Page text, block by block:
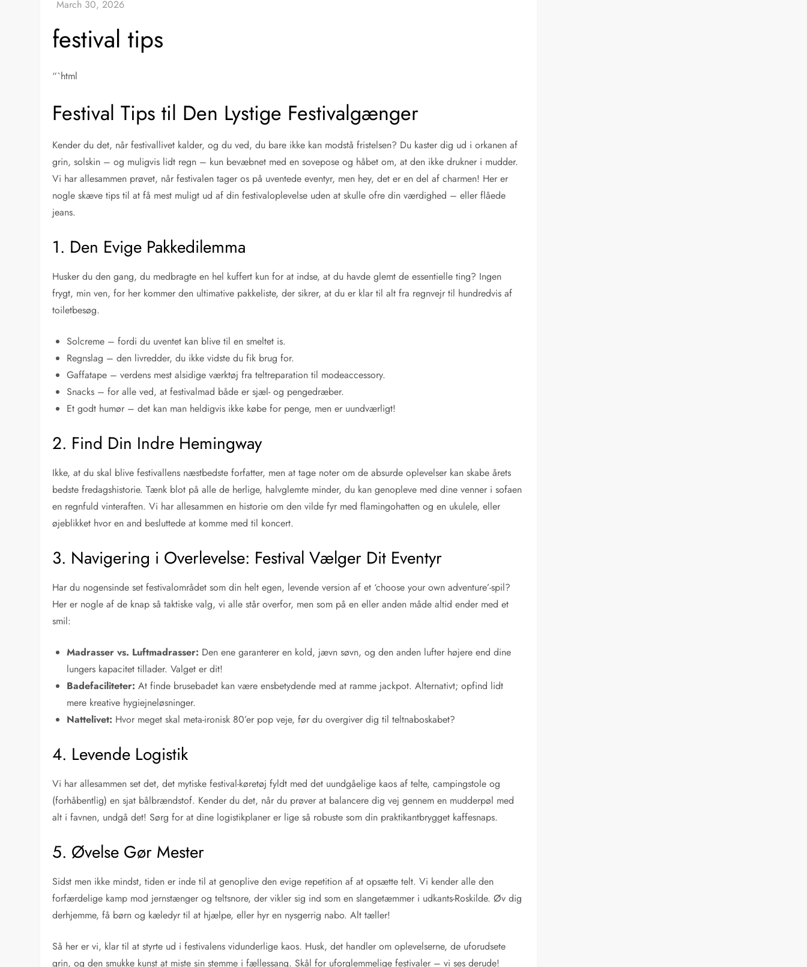
festival tips
“`html
Festival Tips til Den Lystige Festivalgænger
Kender du det, når festivallivet kalder, og du ved, du bare ikke kan modstå fristelsen? Du kaster dig ud i orkanen af
grin, solskin – og muligvis lidt regn – kun bevæbnet med en sovepose og håbet om, at den ikke drukner i mudder.
Vi har allesammen prøvet, når festivalen tager os på uventede eventyr, men hey, det er en del af charmen! Her er
nogle skæve tips til at få mest muligt ud af din festivaloplevelse uden at skulle ofre din værdighed – eller flåede
jeans.
1. Den Evige Pakkedilemma
Husker du den gang, du medbragte en hel kuffert kun for at indse, at du havde glemt de essentielle ting? Ingen
frygt, min ven, for her kommer den ultimative pakkeliste, der sikrer, at du er klar til alt fra regnvejr til hundredvis af
toiletbesøg.
Solcreme – fordi du uventet kan blive til en smeltet is.
Regnslag – den livredder, du ikke vidste du fik brug for.
Gaffatape – verdens mest alsidige værktøj fra teltreparation til modeaccessory.
Snacks – for alle ved, at festivalmad både er sjæl- og pengedræber.
Et godt humør – det kan man heldigvis ikke købe for penge, men er uundværligt!
2. Find Din Indre Hemingway
Ikke, at du skal blive festivallens næstbedste forfatter, men at tage noter om de absurde oplevelser kan skabe årets
bedste fredagshistorie. Tænk blot på alle de herlige, halvglemte minder, du kan genopleve med dine venner i sofaen
en regnfuld vinteraften. Vi har allesammen en historie om den vilde fyr med flamingohatten og en ukulele, eller
øjeblikket hvor en and besluttede at komme med til koncert.
3. Navigering i Overlevelse: Festival Vælger Dit Eventyr
Har du nogensinde set festivalområdet som din helt egen, levende version af et ‘choose your own adventure’-spil?
Her er nogle af de knap så taktiske valg, vi alle står overfor, men som på en eller anden måde altid ender med et
smil:
Madrasser vs. Luftmadrasser: Den ene garanterer en kold, jævn søvn, og den anden lufter højere end dine
lungers kapacitet tillader. Valget er dit!
Badefaciliteter: At finde brusebadet kan være ensbetydende med at ramme jackpot. Alternativt; opfind lidt
mere kreative hygiejneløsninger.
Nattelivet: Hvor meget skal meta-ironisk 80’er pop veje, før du overgiver dig til teltnaboskabet?
4. Levende Logistik
Vi har allesammen set det, det mytiske festival-køretøj fyldt med det uundgåelige kaos af telte, campingstole og
(forhåbentlig) en sjat bålbrændstof. Kender du det, når du prøver at balancere dig vej gennem en mudderpøl med
alt i favnen, undgå det! Sørg for at dine logistikplaner er lige så robuste som din praktikantbrygget kaffesnaps.
5. Øvelse Gør Mester
Sidst men ikke mindst, tiden er inde til at genoplive den evige repetition af at opsætte telt. Vi kender alle den
forfærdelige kamp mod jernstænger og teltsnore, der vikler sig ind som en slangetæmmer i udkants-Roskilde. Øv dig
derhjemme, få børn og kæledyr til at hjælpe, eller hyr en nysgerrig nabo. Alt tæller!
Så her er vi, klar til at styrte ud i festivalens vidunderlige kaos. Husk, det handler om oplevelserne, de uforudsete
grin, og den smukke kunst at miste sin stemme i fællessang. Skål for uforglemmelige festivaler – vi ses derude!